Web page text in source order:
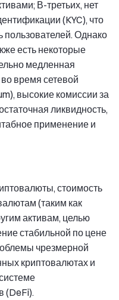
В-третьих, нет
(KYC), что
Однако
есть некоторые
медленная
время сетевой
высокие комиссии за
ликвидность,
применение и
стоимость
(таким как
активам, целью
стабильной по цене
чрезмерной
криптовалютах и
(DeFi).